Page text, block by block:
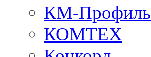
КМ-Профиль
КОМТЕХ